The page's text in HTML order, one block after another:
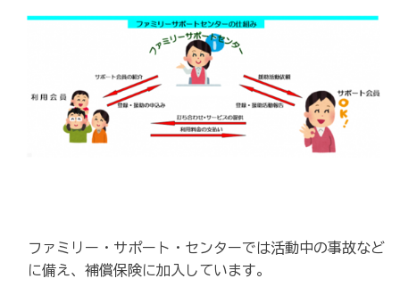
ファミリー・サポート・センターでは活動中の事故など
に備え、補償保険に加入しています。